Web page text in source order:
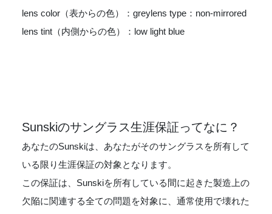
lens color（表からの色）：greylens type：non-mirrored
lens tint（内側からの色）：low light blue
Sunskiのサングラス生涯保証ってなに？
あなたのSunskiは、あなたがそのサングラスを所有して
いる限り生涯保証の対象となります。
この保証は、Sunskiを所有している間に起きた製造上の
欠陥に関連する全ての問題を対象に、通常使用で壊れた